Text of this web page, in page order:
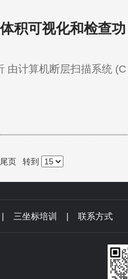
积可视化和检查功
尾页 转到
| 三坐标培训 | 联系方式